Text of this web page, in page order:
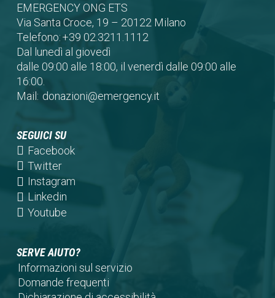
EMERGENCY ONG ETS
Via Santa Croce, 19 – 20122 Milano
Telefono:+39 02.3211.1112
Dal lunedì al giovedì
dalle 09:00 alle 18:00, il venerdì dalle 09:00 alle
16:00.
Mail: donazioni@emergency.it
SEGUICI SU
Facebook(opens
a
Twitter(opens
in
a
new
Instagram(opens
Linkedin(opens
in
tab)
Youtube(opens
new
tab)
SERVE AIUTO?
Informazioni sul servizio
Domande frequenti